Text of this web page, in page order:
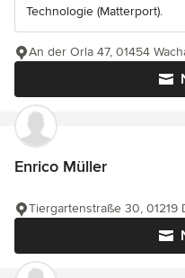
Technologie (Matterport).
An der Orla 47, 01454
Enrico Müller
Tiergartenstraße 30, 01219